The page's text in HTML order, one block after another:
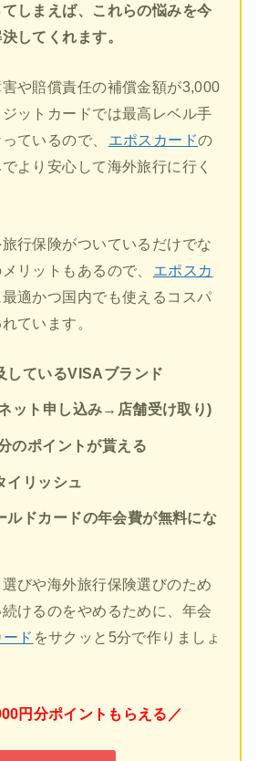
しまえば、これらの悩みを今
してくれます。
や賠償責任の補償金額が3,000
ットカードでは最高レベル手
ているので、
エポスカードの
より安心して海外旅行に行く
行保険がついているだけでな
リットもあるので、
エポスカ
適かつ国内でも使えるコスパ
ています。
しているVISAブランド
ット申し込み→店舗受け取り)
のポイントが貰える
イリッシュ
ルドカードの年会費が無料にな
びや海外旅行保険選びのため
けるのをやめるために、年会
ド をサクッと5分で作りましょ
円分ポイントもらえる／